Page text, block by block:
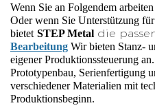
Wenn Sie an Folgendem arbeiten
Oder wenn Sie Unterstützung
bietet STEP Metal die
Bearbeitung Wir bieten Stanz-
eigener Produktionssteuerung
Prototypenbau, Serienfertigung
verschiedener Materialien mit
Produktionsbeginn.